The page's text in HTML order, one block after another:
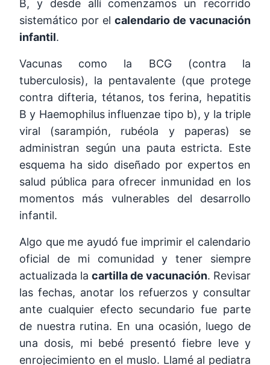
B, y desde allí comenzamos un recorrido
sistemático por el calendario de vacunación
infantil.
Vacunas como la BCG (contra la
tuberculosis), la pentavalente (que protege
contra difteria, tétanos, tos ferina, hepatitis
B y Haemophilus influenzae tipo b), y la triple
viral (sarampión, rubéola y paperas) se
administran según una pauta estricta. Este
esquema ha sido diseñado por expertos en
salud pública para ofrecer inmunidad en los
momentos más vulnerables del desarrollo
infantil.
Algo que me ayudó fue imprimir el calendario
oficial de mi comunidad y tener siempre
actualizada la cartilla de vacunación. Revisar
las fechas, anotar los refuerzos y consultar
ante cualquier efecto secundario fue parte
de nuestra rutina. En una ocasión, luego de
una dosis, mi bebé presentó fiebre leve y
enrojecimiento en el muslo. Llamé al pediatra